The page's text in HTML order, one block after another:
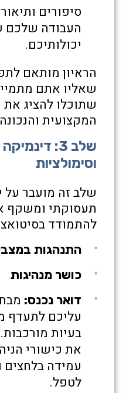
סיפורים
העבודה שלכם
יכולותיכם.
הראיון מותאם
שאליו אתם
שתוכלו להציג את
המקצועית
שלב 3:
וסימולציות
שלב זה מועבר על
תעסוקתי ומשקף
להתמודד
התנהגות
כושר מנהיגות
דואר נכנס:
עליכם לתעדף
בעיות
את כישורי
עמידה בלחצים
לטפל.